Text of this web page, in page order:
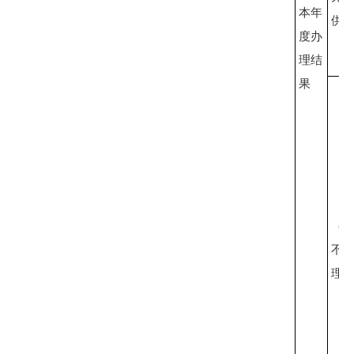
本年
度办
理结
果
供
（
不
理